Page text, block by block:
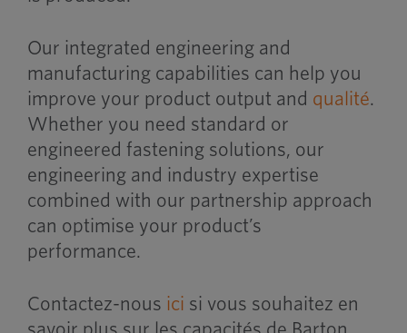
Our integrated engineering and
manufacturing capabilities can help you
improve your product output and qualité.
Whether you need standard or
engineered fastening solutions, our
engineering and industry expertise
combined with our partnership approach
can optimise your product’s
performance.
Contactez-nous ici si vous souhaitez en